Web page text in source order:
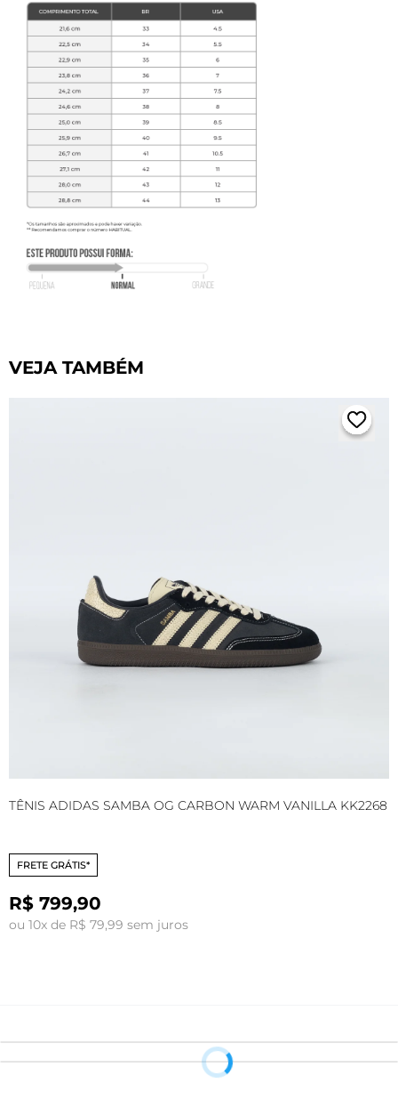
VEJA TAMBÉM
TÊNIS ADIDAS SAMBA OG CARBON WARM VANILLA KK2268
FRETE GRÁTIS*
R$ 799,90
ou 10x de R$ 79,99 sem juros